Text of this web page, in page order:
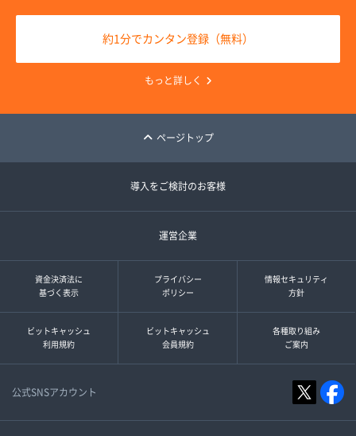
約1分でカンタン登録（無料）
もっと詳しく
ページトップ
導入をご検討のお客様
運営企業
資金決済法に
基づく表示
プライバシー
ポリシー
情報セキュリティ
方針
ビットキャッシュ
利用規約
ビットキャッシュ
会員規約
各種取り組み
ご案内
公式SNSアカウント